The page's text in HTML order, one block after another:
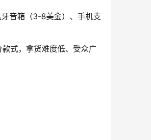
音箱（3-8美金）、手机支
式，拿货难度低、受众广